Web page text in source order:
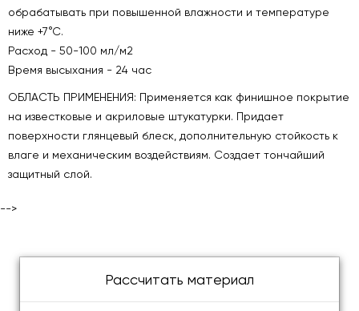
обрабатывать при повышенной влажности и температуре
ниже +7°С.
Расход - 50-100 мл/м2
Время высыхания - 24 час
ОБЛАСТЬ ПРИМЕНЕНИЯ: Применяется как финишное покрытие
на известковые и акриловые штукатурки. Придает
поверхности глянцевый блеск, дополнительную стойкость к
влаге и механическим воздействиям. Создает тончайший
защитный слой.
-->
Рассчитать материал